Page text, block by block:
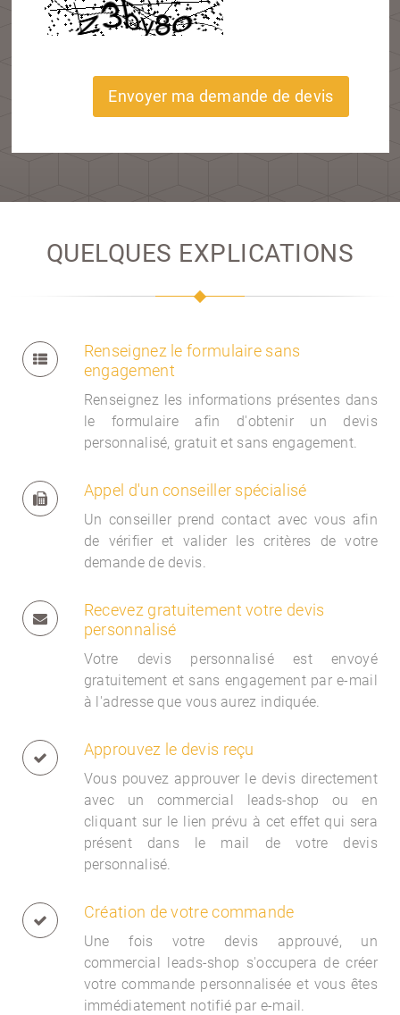
Envoyer ma demande de devis
QUELQUES EXPLICATIONS
Renseignez le formulaire sans
engagement
Renseignez les informations présentes dans
le formulaire afin d'obtenir un devis
personnalisé, gratuit et sans engagement.
Appel d'un conseiller spécialisé
Un conseiller prend contact avec vous afin
de vérifier et valider les critères de votre
demande de devis.
Recevez gratuitement votre devis
personnalisé
Votre devis personnalisé est envoyé
gratuitement et sans engagement par e-mail
à l'adresse que vous aurez indiquée.
Approuvez le devis reçu
Vous pouvez approuver le devis directement
avec un commercial leads-shop ou en
cliquant sur le lien prévu à cet effet qui sera
présent dans le mail de votre devis
personnalisé.
Création de votre commande
Une fois votre devis approuvé, un
commercial leads-shop s'occupera de créer
votre commande personnalisée et vous êtes
immédiatement notifié par e-mail.